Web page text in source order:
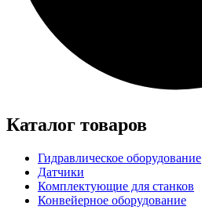
Каталог товаров
Гидравлическое оборудование
Датчики
Комплектующие для станков
Конвейерное оборудование